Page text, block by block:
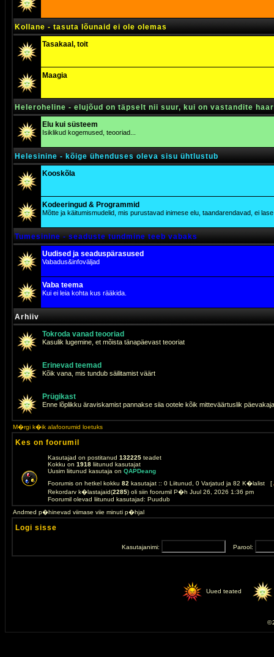
Kollane - tasuta lõunaid ei ole olemas
Tasakaal, toit
Maagia
Heleroheline - elujõud on täpselt nii suur, kui on vastandite
Elu kui süsteem
Isiklikud kogemused, teooriad...
Helesinine - kõige ühenduses oleva sisu ühtlustub
Kooskõla
Kodeeringud & Programmid
Mõtte ja käitumismudelid, mis purustavad inimese elu, taandarendavad, ei
Tumesinine - seaduste tundmine teeb vabaks
Uudised ja seaduspärasused
Vabadus&infoväljad
Vaba teema
Kui ei leia kohta kus rääkida.
Arhiiv
Tokroda vanad teooriad
Kasulik lugemine, et mõista tänapäevast teooriat
Erinevad teemad
Kõik vana, mis tundub säilitamist väärt
Prügikast
Enne lõplikku äraviskamist pannakse siia ootele kõik mitteväärtuslik
M�rgi k�ik alafoorumid loetuks
Kes on foorumil
Kasutajad on postitanud 132225 teadet
Kokku on 1918 liitunud kasutajat
Uusim liitunud kasutaja on QAPDeang
Foorumis on hetkel kokku 82 kasutajat :: 0 Liitunud, 0 Varjatud ja 82 K�lalist [
Rekordarv k�lastajaid(2285) oli siin foorumil P�h Juul 26, 2026 1:36 pm
Foorumil olevad liitunud kasutajad: Puudub
Andmed p�hinevad viimase viie minuti p�hjal
Logi sisse
Kasutajanimi: Parool:
Uued teated
©